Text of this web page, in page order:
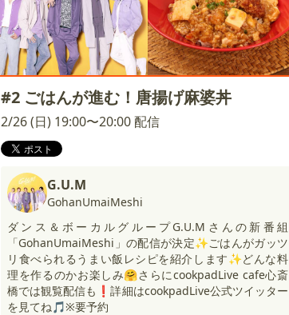
#2 ごはんが進む！唐揚げ麻婆丼
2/26 (日) 19:00〜20:00 配信
G.U.M
GohanUmaiMeshi
ダンス＆ボーカルグループG.U.Mさんの新番組
「GohanUmaiMeshi」の配信が決定✨ごはんがガッツ
リ食べられるうまい飯レシピを紹介します✨どんな料
理を作るのかお楽しみ🤗さらにcookpadLive cafe心斎
橋では観覧配信も❗️詳細はcookpadLive公式ツイッター
を見てね🎵※要予約